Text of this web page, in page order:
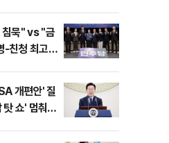
침묵" vs "금
친청 최고위
개편안' 질
쇼' 멈춰